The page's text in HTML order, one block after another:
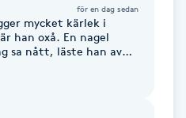
för en dag sedan
mycket kärlek i
han oxå. En nagel
sa nått, läste han av
inte gjorde ont.